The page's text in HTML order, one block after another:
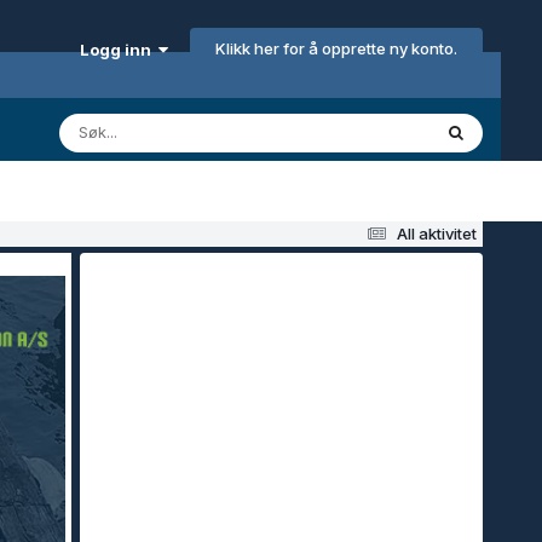
Logg inn Klikk her for å opprette ny konto.
All aktivitet